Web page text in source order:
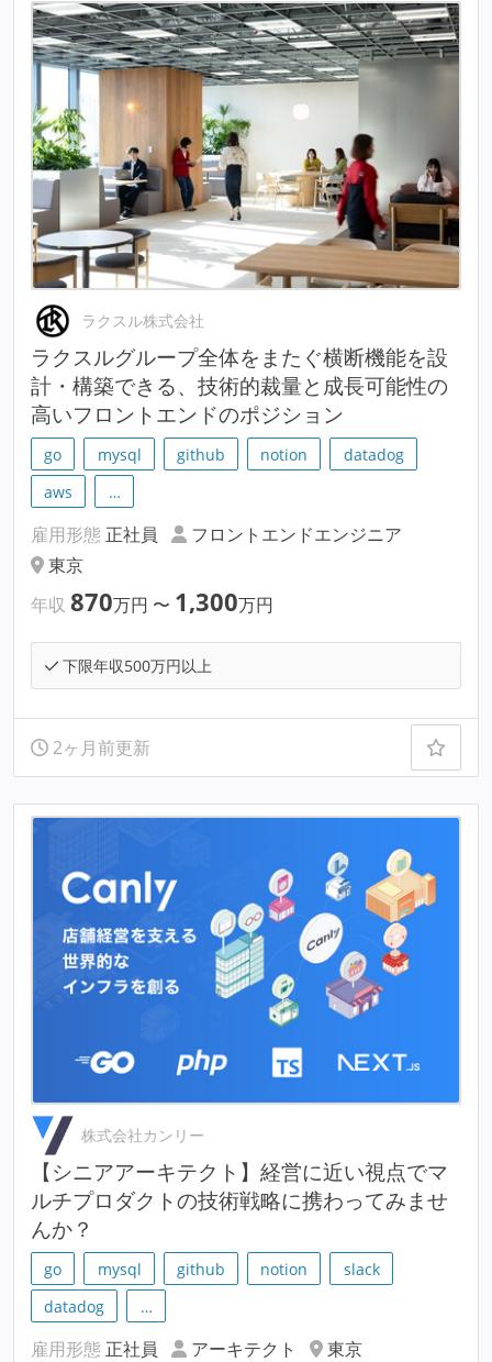
ラクスル株式会社
ラクスルグループ全体をまたぐ横断機能を設
計・構築できる、技術的裁量と成長可能性の
高いフロントエンドのポジション
go mysql github notion
datadog
aws
…
雇用形態 正社員
フロントエンドエンジニア
東京
年収 870万円 〜 1,300万円
下限年収500万円以上
2ヶ月前更新
株式会社カンリー
【シニアアーキテクト】経営に近い視点でマ
ルチプロダクトの技術戦略に携わってみませ
んか？
go mysql github notion
slack
datadog
…
雇用形態 正社員 アーキテクト
東京